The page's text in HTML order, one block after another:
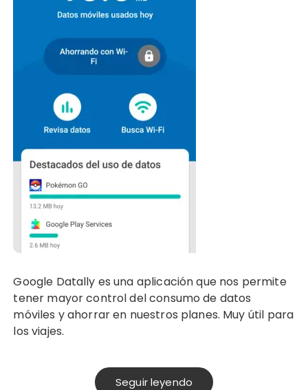
Google Datally es una aplicación que nos permite
tener mayor control del consumo de datos
móviles y ahorrar en nuestros planes. Muy útil para
los viajes.
Seguir leyendo